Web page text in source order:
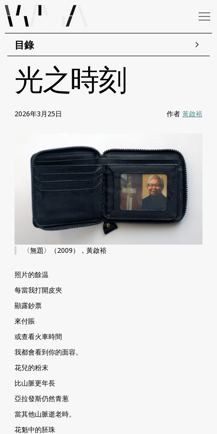
目錄
光之時刻
2026年3月25日 作者 黃啟裕
〈無題〉（2009），黃啟裕
照片的餘温
每當我打開皮夾
顯露鈔票
來付賬
或查看火車時間
我都會看到你的面容。
花兒的粉末
比山脈更年長
亞拉發斯仍然青葱
當其他山脈逝老時。
花魁中的胚珠